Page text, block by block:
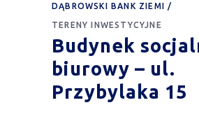
DĄBROWSKI BANK ZIEMI
TERENY INWESTYCYJNE
Budynek
biurowy – ul.
Przybylaka 15